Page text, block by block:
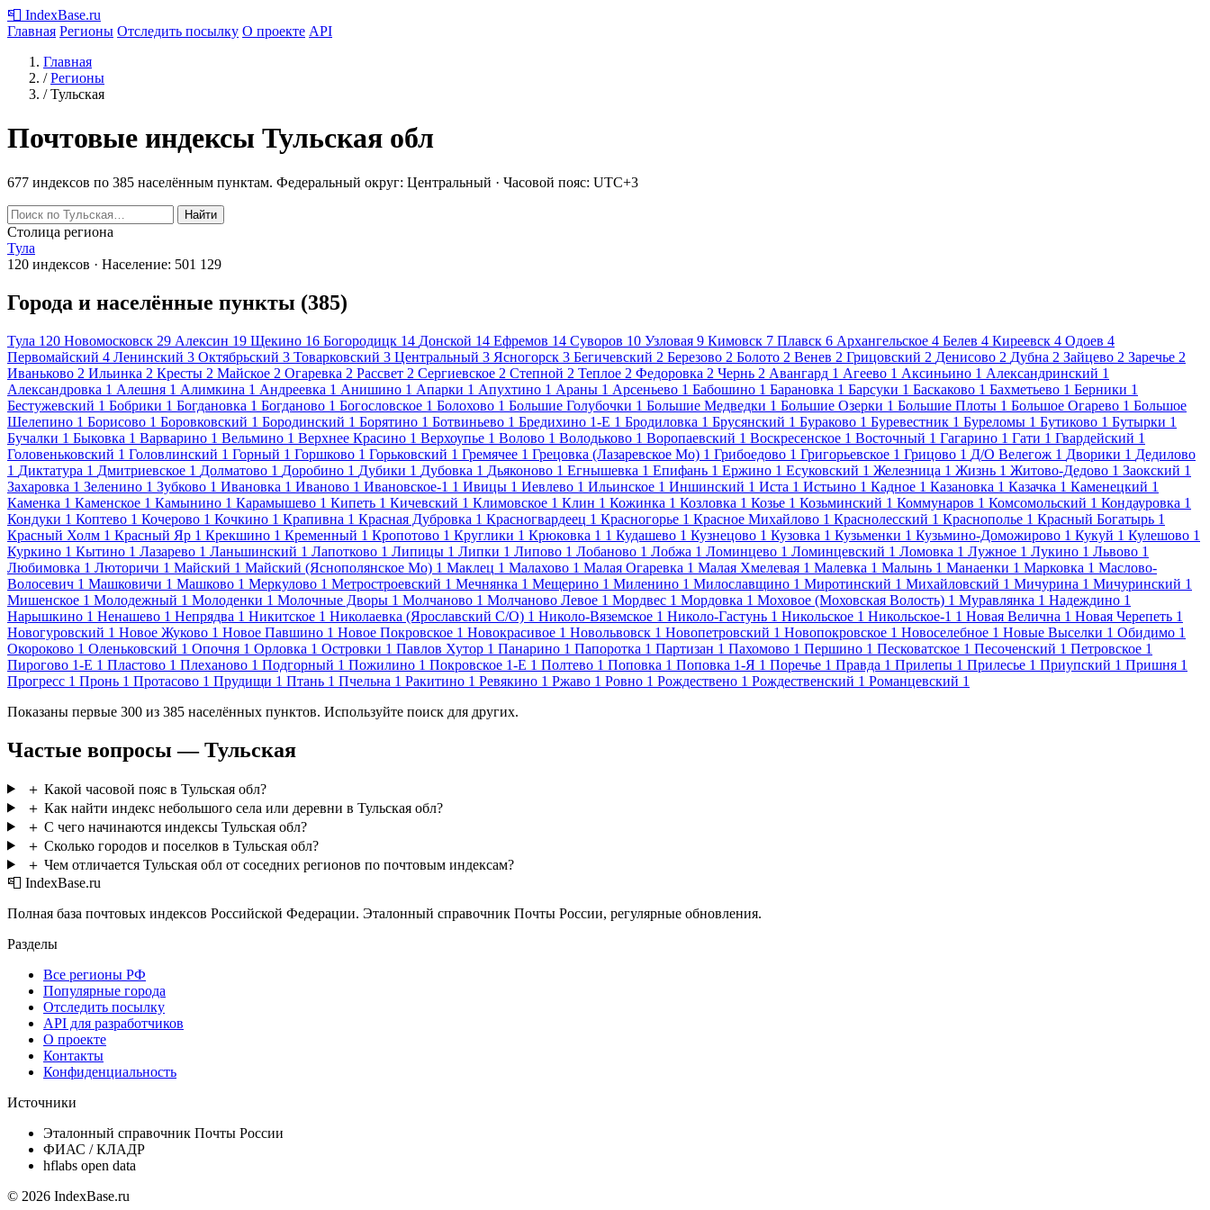
📮 IndexBase.ru
Главная Регионы Отследить посылку О проекте API
Главная
/ Регионы
/ Тульская
Почтовые индексы Тульская обл
677 индексов по 385 населённым пунктам. Федеральный округ: Центральный · Часовой пояс: UTC+3
Найти
Столица региона
Тула
120 индексов · Население: 501 129
Города и населённые пункты (385)
Тула 120 Новомосковск 29 Алексин 19 Щекино 16 Богородицк 14 Донской 14 Ефремов 14 Суворов 10 Узловая 9 Кимовск 7 Плавск 6 Архангельское 4 Белев 4 Киреевск 4 Одоев 4
Первомайский 4 Ленинский 3 Октябрьский 3 Товарковский 3 Центральный 3 Ясногорск 3 Бегичевский 2 Березово 2 Болото 2 Венев 2 Грицовский 2 Денисово 2 Дубна 2 Зайцево 2 Заречье 2
Иваньково 2 Ильинка 2 Кресты 2 Майское 2 Огаревка 2 Рассвет 2 Сергиевское 2 Степной 2 Теплое 2 Федоровка 2 Чернь 2 Авангард 1 Агеево 1 Аксиньино 1 Александринский 1
Александровка 1 Алешня 1 Алимкина 1 Андреевка 1 Анишино 1 Апарки 1 Апухтино 1 Араны 1 Арсеньево 1 Бабошино 1 Барановка 1 Барсуки 1 Баскаково 1 Бахметьево 1 Берники 1
Бестужевский 1 Бобрики 1 Богдановка 1 Богданово 1 Богословское 1 Болохово 1 Большие Голубочки 1 Большие Медведки 1 Большие Озерки 1 Большие Плоты 1 Большое Огарево 1 Большое
Шелепино 1 Борисово 1 Боровковский 1 Бородинский 1 Борятино 1 Ботвиньево 1 Бредихино 1-Е 1 Бродиловка 1 Брусянский 1 Бураково 1 Буревестник 1 Буреломы 1 Бутиково 1 Бутырки 1
Бучалки 1 Быковка 1 Варварино 1 Вельмино 1 Верхнее Красино 1 Верхоупье 1 Волово 1 Володьково 1 Воропаевский 1 Воскресенское 1 Восточный 1 Гагарино 1 Гати 1 Гвардейский 1
Головеньковский 1 Головлинский 1 Горный 1 Горшково 1 Горьковский 1 Гремячее 1 Грецовка (Лазаревское Мо) 1 Грибоедово 1 Григорьевское 1 Грицово 1 Д/О Велегож 1 Дворики 1 Дедилово
1 Диктатура 1 Дмитриевское 1 Долматово 1 Доробино 1 Дубики 1 Дубовка 1 Дьяконово 1 Егнышевка 1 Епифань 1 Ержино 1 Есуковский 1 Железница 1 Жизнь 1 Житово-Дедово 1 Заокский 1
Захаровка 1 Зеленино 1 Зубково 1 Ивановка 1 Иваново 1 Ивановское-1 1 Ивицы 1 Иевлево 1 Ильинское 1 Иншинский 1 Иста 1 Истьино 1 Кадное 1 Казановка 1 Казачка 1 Каменецкий 1
Каменка 1 Каменское 1 Камынино 1 Карамышево 1 Кипеть 1 Кичевский 1 Климовское 1 Клин 1 Кожинка 1 Козловка 1 Козье 1 Козьминский 1 Коммунаров 1 Комсомольский 1 Кондауровка 1
Кондуки 1 Коптево 1 Кочерово 1 Кочкино 1 Крапивна 1 Красная Дубровка 1 Красногвардеец 1 Красногорье 1 Красное Михайлово 1 Краснолесский 1 Краснополье 1 Красный Богатырь 1
Красный Холм 1 Красный Яр 1 Крекшино 1 Кременный 1 Кропотово 1 Круглики 1 Крюковка 1 1 Кудашево 1 Кузнецово 1 Кузовка 1 Кузьменки 1 Кузьмино-Доможирово 1 Кукуй 1 Кулешово 1
Куркино 1 Кытино 1 Лазарево 1 Ланьшинский 1 Лапотково 1 Липицы 1 Липки 1 Липово 1 Лобаново 1 Лобжа 1 Ломинцево 1 Ломинцевский 1 Ломовка 1 Лужное 1 Лукино 1 Львово 1
Любимовка 1 Люторичи 1 Майский 1 Майский (Яснополянское Мо) 1 Маклец 1 Малахово 1 Малая Огаревка 1 Малая Хмелевая 1 Малевка 1 Малынь 1 Манаенки 1 Марковка 1 Маслово-
Волосевич 1 Машковичи 1 Машково 1 Меркулово 1 Метростроевский 1 Мечнянка 1 Мещерино 1 Миленино 1 Милославщино 1 Миротинский 1 Михайловский 1 Мичурина 1 Мичуринский 1
Мишенское 1 Молодежный 1 Молоденки 1 Молочные Дворы 1 Молчаново 1 Молчаново Левое 1 Мордвес 1 Мордовка 1 Моховое (Моховская Волость) 1 Муравлянка 1 Надеждино 1
Нарышкино 1 Ненашево 1 Непрядва 1 Никитское 1 Николаевка (Ярославский С/О) 1 Николо-Вяземское 1 Николо-Гастунь 1 Никольское 1 Никольское-1 1 Новая Велична 1 Новая Черепеть 1
Новогуровский 1 Новое Жуково 1 Новое Павшино 1 Новое Покровское 1 Новокрасивое 1 Новольвовск 1 Новопетровский 1 Новопокровское 1 Новоселебное 1 Новые Выселки 1 Обидимо 1
Окороково 1 Оленьковский 1 Опочня 1 Орловка 1 Островки 1 Павлов Хутор 1 Панарино 1 Папоротка 1 Партизан 1 Пахомово 1 Першино 1 Песковатское 1 Песоченский 1 Петровское 1
Пирогово 1-Е 1 Пластово 1 Плеханово 1 Подгорный 1 Пожилино 1 Покровское 1-Е 1 Полтево 1 Поповка 1 Поповка 1-Я 1 Поречье 1 Правда 1 Прилепы 1 Прилесье 1 Приупский 1 Пришня 1
Прогресс 1 Пронь 1 Протасово 1 Прудищи 1 Птань 1 Пчельна 1 Ракитино 1 Ревякино 1 Ржаво 1 Ровно 1 Рождествено 1 Рождественский 1 Романцевский 1
Показаны первые 300 из 385 населённых пунктов. Используйте поиск для других.
Частые вопросы — Тульская
＋ Какой часовой пояс в Тульская обл?
＋ Как найти индекс небольшого села или деревни в Тульская обл?
＋ С чего начинаются индексы Тульская обл?
＋ Сколько городов и поселков в Тульская обл?
＋ Чем отличается Тульская обл от соседних регионов по почтовым индексам?
📮 IndexBase.ru
Полная база почтовых индексов Российской Федерации. Эталонный справочник Почты России, регулярные обновления.
Разделы
Все регионы РФ
Популярные города
Отследить посылку
API для разработчиков
О проекте
Контакты
Конфиденциальность
Источники
Эталонный справочник Почты России
ФИАС / КЛАДР
hflabs open data
© 2026 IndexBase.ru